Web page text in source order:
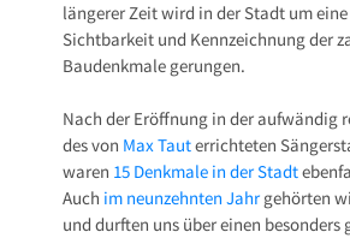
längerer Zeit wird in der Stadt um
Sichtbarkeit und Kennzeichnung der
Baudenkmale gerungen.
Nach der Eröffnung in der aufwändig
des von Max Tauterrichteten
waren 15 Denkmale in der Stadt
Auch im neunzehnten Jahr gehörten
und durften uns über einen besonders